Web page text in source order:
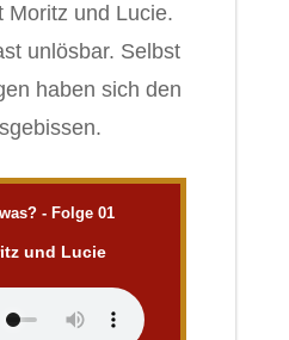
Moritz und Lucie.
unlösbar. Selbst
haben sich den
- Folge 01
und Lucie